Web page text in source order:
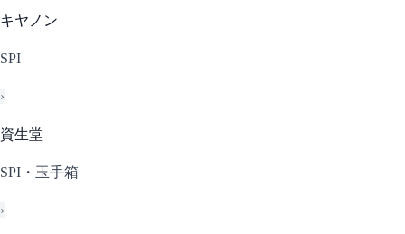
キヤノン
SPI
›
資生堂
SPI・玉手箱
›